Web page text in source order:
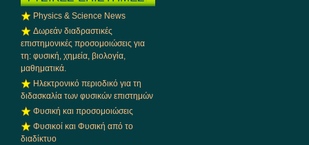
Physics & Science News
Δωρεάν διαδραστικές
επιστημονικές προσομοιώσεις για
τη: φυσική, χημεία, βιολογία,
μαθηματικά.
Ηλεκτρονικό περιοδικό για τη
διδασκαλία των φυσικών επιστημών
Φυσική και προσομοιώσεις
Φυσικοί και Φυσική από το
διαδίκτυο